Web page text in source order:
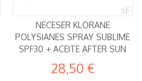
NECESER KLORANE
POLYSIANES SPRAY SUBLIME
SPF30 + ACEITE AFTER SUN
28,50 €